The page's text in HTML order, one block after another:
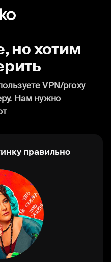
но хотим
VPN/proxy
Нам нужно
правильно